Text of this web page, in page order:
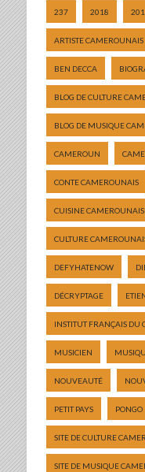
237 2018
ARTISTE CAMEROUNAIS
BEN DECCA
BLOG DE CULTURE
BLOG DE MUSIQUE
CAMEROUN
CONTE CAMEROUNAIS
CUISINE
CULTURE
DEFYHATENOW
DÉCRYPTAGE
INSTITUT FRANÇAIS DU
MUSICIEN
NOUVEAUTÉ
PETIT PAYS PONGO
SITE DE CULTURE
SITE DE MUSIQUE